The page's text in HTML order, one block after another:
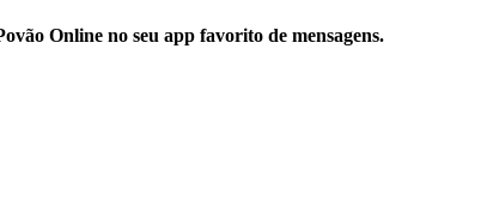
Online no seu app favorito de mensagens.